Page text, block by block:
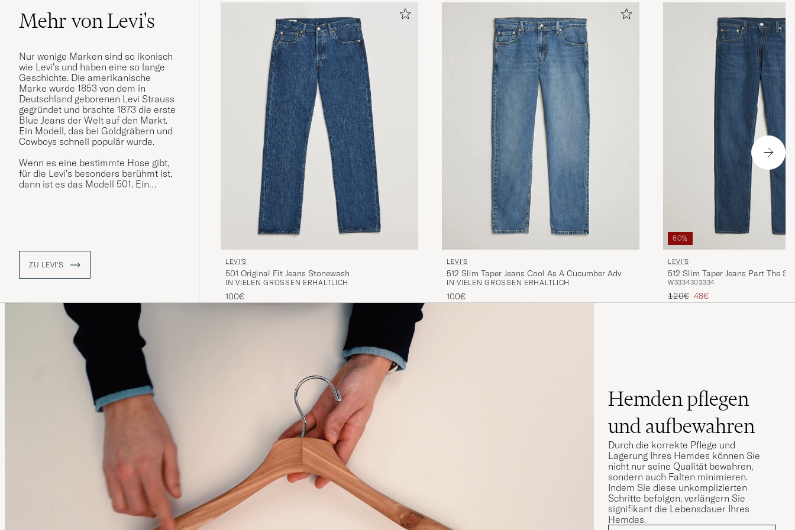
NIKLAS S GEKAUFT AM AUF CAREOFCARL.SE
God service, god levering, Købte en Levis skjorte i super kvalitet
BIRTE E GEKAUFT AM AUF CAREOFCARL.DK
Ett säkert kort i garderoben. Passar till allt. Tycker även Dennis i
Gärarp.
DAN G GEKAUFT AM AUF CAREOFCARL.SE
Mehr von Levi's
Nur wenige Marken sind so ikonisch
wie Levi's und haben eine so lange
Geschichte. Die amerikanische
Marke wurde 1853 von dem in
Deutschland geborenen Levi Strauss
gegründet und brachte 1873 die erste
Blue Jeans der Welt auf den Markt.
Ein Modell, das bei Goldgräbern und
Cowboys schnell populär wurde.
Wenn es eine bestimmte Hose gibt,
für die Levi's besonders berühmt ist,
dann ist es das Modell 501. Ein
ZU LEVI'S LEVI'S
501 Original Fit Jeans Stonewash
IN VIELEN GRÖSSEN ERHÄLTLICH
100€
LEVI'S
512 Slim Taper Jeans Cool As A Cucumber Adv
IN VIELEN GRÖSSEN ERHÄLTLICH
100€
60%
LEVI'S
512 Slim Taper Jeans Part The
W3334303334
Regulärer Preis
120€ Reduzierter Preis
48€
Hemden pflegen
und aufbewahren
Durch die korrekte Pflege und
Lagerung Ihres Hemdes können Sie
nicht nur seine Qualität bewahren,
sondern auch Falten minimieren.
Indem Sie diese unkomplizierten
Schritte befolgen, verlängern Sie
signifikant die Lebensdauer Ihres
Hemdes.